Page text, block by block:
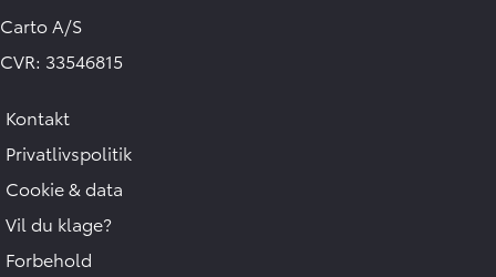
Carto A/S
CVR: 33546815
Kontakt
Privatlivspolitik
Cookie & data
Vil du klage?
Forbehold